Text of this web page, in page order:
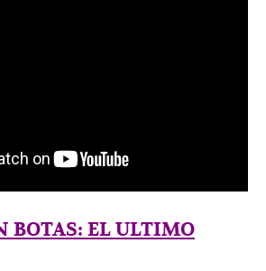
BOTAS: EL ULTIMO